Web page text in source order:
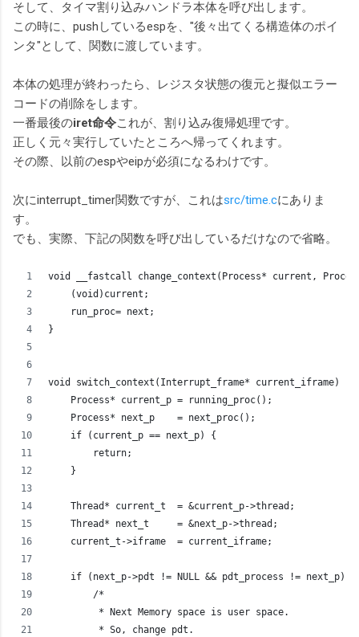
そして、タイマ割り込みハンドラ本体を呼び出します。
この時に、pushしているespを、"後々出てくる構造体のポイ
ンタ"として、関数に渡しています。
本体の処理が終わったら、レジスタ状態の復元と擬似エラー
コードの削除をします。
一番最後のiret命令これが、割り込み復帰処理です。
正しく元々実行していたところへ帰ってくれます。
その際、以前のespやeipが必須になるわけです。
次にinterrupt_timer関数ですが、これはsrc/time.cにありま
す。
でも、実際、下記の関数を呼び出しているだけなので省略。
void __fastcall change_context(Process* current,
    (void)current;
    run_proc= next;
}
void switch_context(Interrupt_frame* current_iframe) {
    Process* current_p = running_proc();
    Process* next_p    = next_proc();
    if (current_p == next_p) {
        return;
    }
    Thread* current_t  = &current_p->thread;
    Thread* next_t     = &next_p->thread;
    current_t->iframe  = current_iframe;
    if (next_p->pdt != NULL && pdt_process != next_p) {
        /*
         * Next Memory space is user space.
         * So, change pdt.